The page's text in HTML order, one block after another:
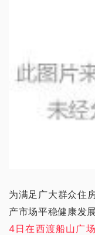
为满足广大群众住
产市场平稳健康发
4日在西渡船山广